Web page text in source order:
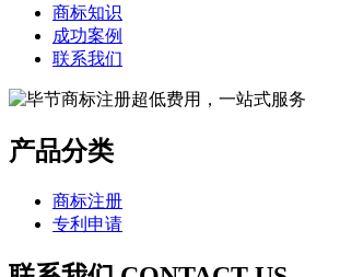
商标知识
成功案例
联系我们
产品分类
商标注册
专利申请